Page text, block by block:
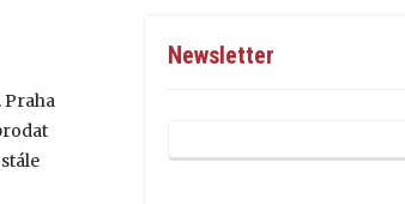
Praha
Newsletter